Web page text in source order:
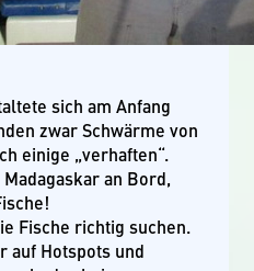
sich am Anfang
zwar Schwärme von
einige „verhaften“.
an Bord,
Fische richtig suchen.
auf Hotspots und